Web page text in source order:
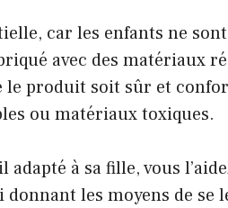
car les enfants ne
avec des matériaux
le produit soit sûr et
ou matériaux toxiques.
à sa fille, vous
les moyens de se